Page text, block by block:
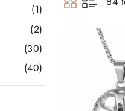
(1)
(2)
(30)
(40)
Medálos
Páros
stílusos